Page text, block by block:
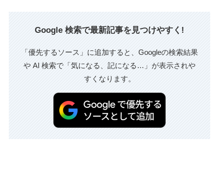
Google 検索で最新記事を見つけやすく!
「優先するソース」に追加すると、Googleの検索結果
や AI 検索で「気になる、記になる…」が表示されや
すくなります。